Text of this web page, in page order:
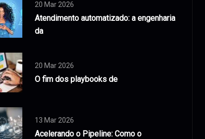
20 Mar 2026
Atendimento automatizado: a engenharia
da
20 Mar 2026
O fim dos playbooks de
13 Mar 2026
Acelerando o Pipeline: Como o